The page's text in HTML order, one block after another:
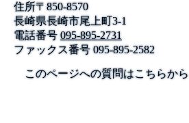
住所〒850-8570
長崎県長崎市尾上町3-1
電話番号 095-895-2731
ファックス番号095-895-2582
このページへの質問はこちらから